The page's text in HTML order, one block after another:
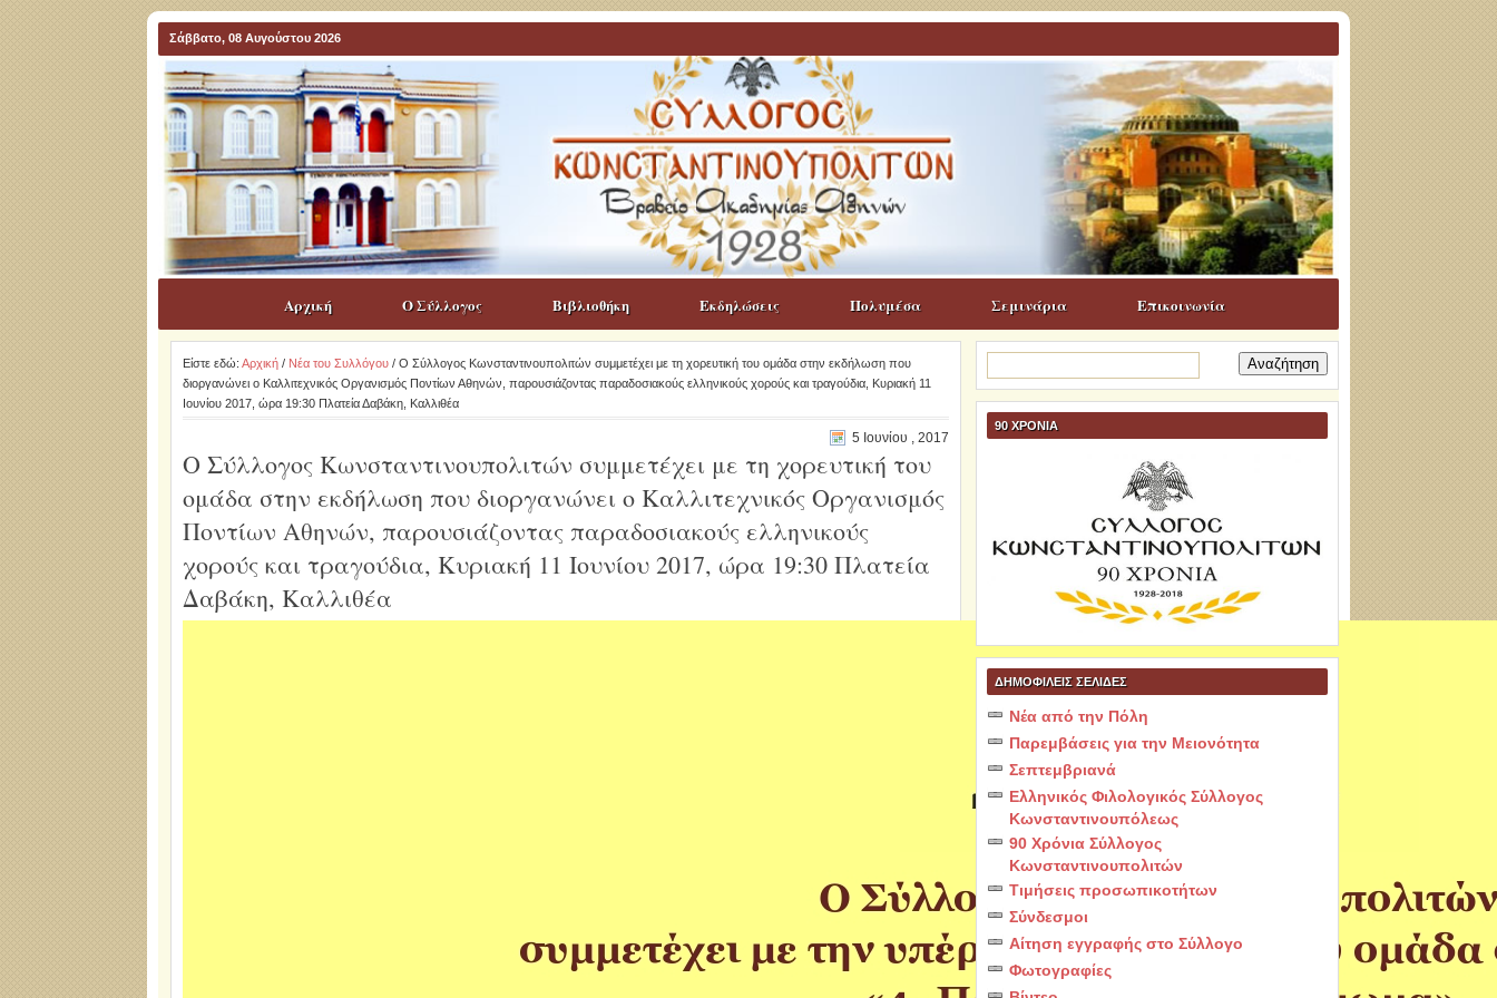
Σάββατο, 08 Αυγούστου 2026
Αρχική Ο Σύλλογος Βιβλιοθήκη Εκδηλώσεις Πολυμέσα Σεμινάρια Επικοινωνία
Είστε εδώ: Αρχική/ Νέα του Συλλόγου/ Ο Σύλλογος Κωνσταντινουπολιτών συμμετέχει με τη χορευτική του ομάδα στην εκδήλωση που
διοργανώνει ο Καλλιτεχνικός Οργανισμός Ποντίων Αθηνών, παρουσιάζοντας παραδοσιακούς ελληνικούς χορούς και τραγούδια, Κυριακή 11
Ιουνίου 2017, ώρα 19:30 Πλατεία Δαβάκη, Καλλιθέα
5 Ιουνίου , 2017
Ο Σύλλογος Κωνσταντινουπολιτών συμμετέχει με τη χορευτική του
ομάδα στην εκδήλωση που διοργανώνει ο Καλλιτεχνικός Οργανισμός
Ποντίων Αθηνών, παρουσιάζοντας παραδοσιακούς ελληνικούς
χορούς και τραγούδια, Κυριακή 11 Ιουνίου 2017, ώρα 19:30 Πλατεία
Δαβάκη, Καλλιθέα
για:
90 ΧΡΟΝΙΑ
ΔΗΜΟΦΙΛΕΙΣ ΣΕΛΙΔΕΣ
Νέα από την Πόλη
Παρεμβάσεις για την Μειονότητα
Σεπτεμβριανά
Ελληνικός Φιλολογικός Σύλλογος
Κωνσταντινουπόλεως
90 Χρόνια Σύλλογος
Κωνσταντινουπολιτών
Τιμήσεις προσωπικοτήτων
Σύνδεσμοι
Αίτηση εγγραφής στο Σύλλογο
Φωτογραφίες